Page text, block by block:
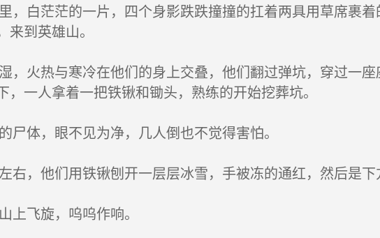
白茫茫的一片，四个身影跌跌撞撞的扛着两具用草席裹
到英雄山。
火热与寒冷在他们的身上交叠，他们翻过弹坑，穿过一
一人拿着一把铁锹和锄头，熟练的开始挖葬坑。
体，眼不见为净，几人倒也不觉得害怕。
，他们用铁锹刨开一层层冰雪，手被冻的通红，然后是下
飞旋，呜呜作响。